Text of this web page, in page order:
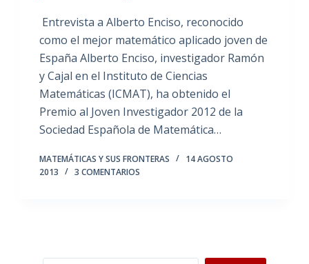
Entrevista a Alberto Enciso, reconocido
como el mejor matemático aplicado joven de
España Alberto Enciso, investigador Ramón
y Cajal en el Instituto de Ciencias
Matemáticas (ICMAT), ha obtenido el
Premio al Joven Investigador 2012 de la
Sociedad Española de Matemática…
MATEMÁTICAS Y SUS FRONTERAS
14 AGOSTO
2013
3 COMENTARIOS